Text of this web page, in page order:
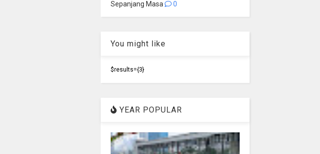
Sepanjang Masa
0
You might like
$results={3}
YEAR POPULAR